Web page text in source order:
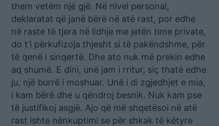
them vetëm një gjë. Në nivel personal,
deklaratat që janë bërë në atë rast, por edhe
në raste të tjera në lidhje me jetën time private,
do t’i përkufizoja thjesht si të pakëndshme, për
të qenë i sinqertë. Dhe ato nuk më prekin edhe
aq shumë. E dini, unë jam i rritur, siç thatë edhe
ju, një burrë i moshuar. Unë i di zgjedhjet e mia,
i kam bërë dhe u qëndroj besnik. Nuk kam pse
të justifikoj asgjë. Ajo që më shqetësoi në atë
rast ishte nënkuptimi se për shkak të këtyre